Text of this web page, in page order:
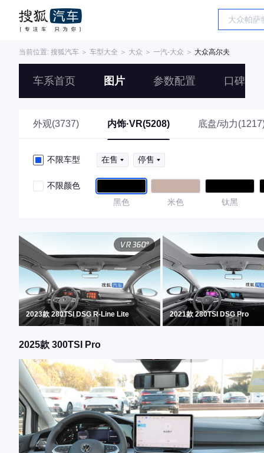
当前位置: 搜狐汽车 ＞ 车型大全 ＞ 大众 ＞ 一汽-大众 ＞ 大众高尔夫
车系首页 图片 参数配置 口碑
外观(3737) 内饰·VR(5208) 底盘/动力
不限车型 在售 停售
不限颜色
黑色
米色 钛黑
2023款 280TSI DSG R-Line Lite 2021款 280TSI DSG Pro
2025款 300TSI Pro